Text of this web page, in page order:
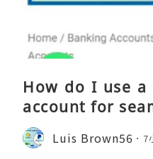
How do I use a
account for
Luis Brown56 7